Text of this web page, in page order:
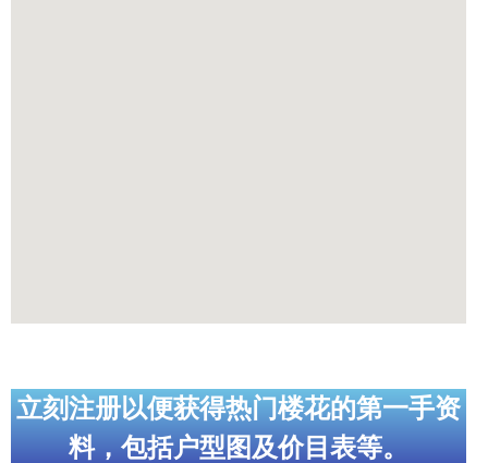
立刻注册以便获得热门楼花的第一手资
料，包括户型图及价目表等。